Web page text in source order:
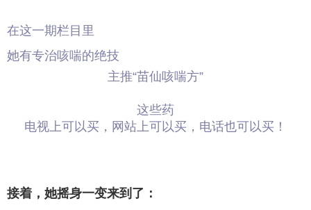
在这一期栏目里
她有专治咳喘的绝技
主推“苗仙咳喘方”
这些药
电视上可以买，网站上可以买，电话也可以买！
接着，她摇身一变来到了：